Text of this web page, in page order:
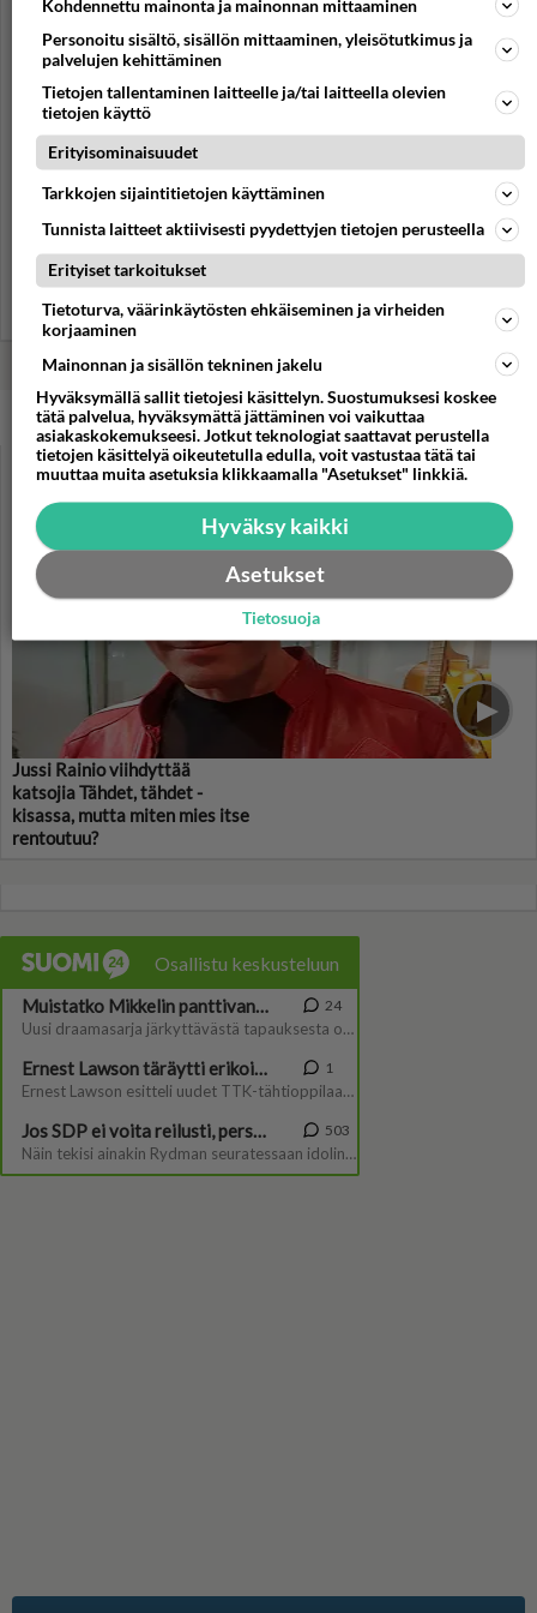
Muistatko Dirty Dancing -
leffan? Seksikäs Patrick
teinitytöt pyörryksiin...
PARAS LEFFA IKINÄ
Jussi Rainio viihdyttää
katsojia Tähdet, tähdet -
kisassa, mutta miten mies itse
rentoutuu?
Kohdennettu mainonta ja mainonnan mittaaminen
Personoitu sisältö, sisällön mittaaminen, yleisötutkimus ja
palvelujen kehittäminen
Tietojen tallentaminen laitteelle ja/tai laitteella olevien
tietojen käyttö
Erityisominaisuudet
Tarkkojen sijaintitietojen käyttäminen
Tunnista laitteet aktiivisesti pyydettyjen tietojen perusteella
Erityiset tarkoitukset
Tietoturva, väärinkäytösten ehkäiseminen ja virheiden
korjaaminen
Mainonnan ja sisällön tekninen jakelu
Hyväksymällä sallit tietojesi käsittelyn. Suostumuksesi koskee
tätä palvelua, hyväksymättä jättäminen voi vaikuttaa
asiakaskokemukseesi. Jotkut teknologiat saattavat perustella
tietojen käsittelyä oikeutetulla edulla, voit vastustaa tätä tai
muuttaa muita asetuksia klikkaamalla "Asetukset" linkkiä.
Hyväksy kaikki
Asetukset
Tietosuoja